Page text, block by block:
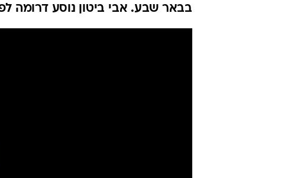
בבאר שבע. אבי ביטון נוסע דרומה